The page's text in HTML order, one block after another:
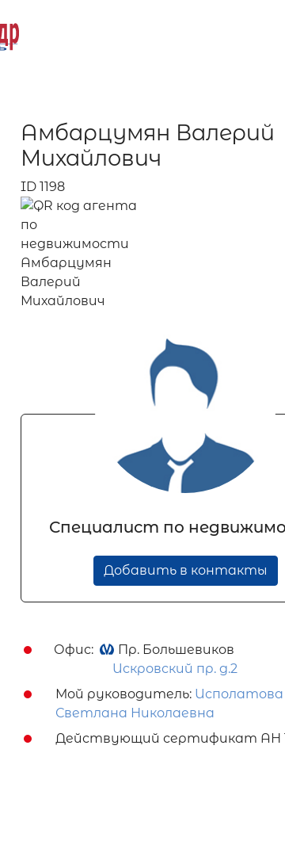
Амбарцумян Валерий
Михайлович
ID 1198
Специалист по
Добавить в контакты
Офис:
Пр. Большевиков
Искровский пр. д.2
Мой руководитель: Исполатова
Светлана Николаевна
Действующий сертификат АН